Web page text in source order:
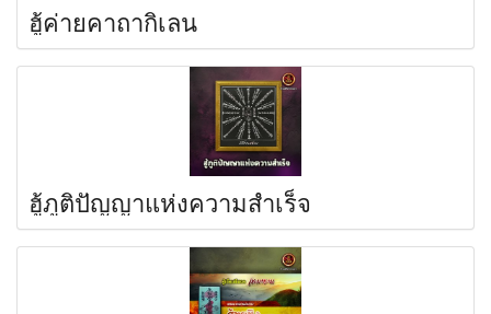
ฮู้ค่ายคาถากิเลน
ฮู้ภูติปัญญาแห่งความสำเร็จ